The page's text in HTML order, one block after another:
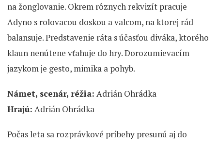
na žonglovanie. Okrem rôznych rekvizít pracuje
Adyno s rolovacou doskou a valcom, na ktorej rád
balansuje. Predstavenie ráta s účasťou diváka, ktorého
klaun nenútene vťahuje do hry. Dorozumievacím
jazykom je gesto, mimika a pohyb.
Námet, scenár, réžia: Adrián Ohrádka
Hrajú: Adrián Ohrádka
Počas leta sa rozprávkové príbehy presunú aj do